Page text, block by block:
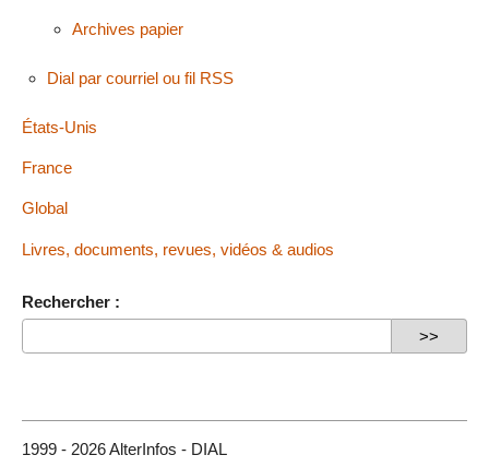
Archives papier
Dial par courriel ou fil RSS
États-Unis
France
Global
Livres, documents, revues, vidéos & audios
Rechercher :
1999 - 2026 AlterInfos - DIAL